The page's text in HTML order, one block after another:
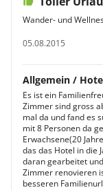
Wander- und
05.08.2015
Allgemein /
Es ist ein
Zimmer sind gross
mal da und fand es
mit 8 Personen da
Erwachsene(20
das das Hotel in die
daran gearbeitet
Zimmer renovieren
besseren